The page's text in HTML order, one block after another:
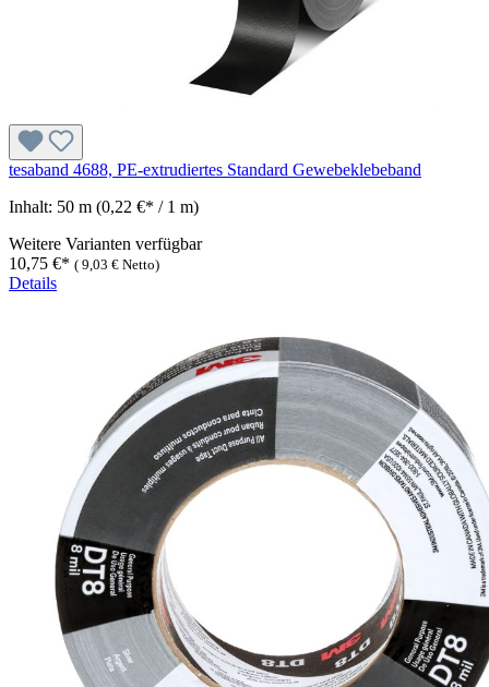
tesaband 4688, PE-extrudiertes Standard Gewebeklebeband
Inhalt: 50 m (0,22 €* / 1 m)
Weitere Varianten verfügbar
10,75 €* ( 9,03 € Netto)
Details